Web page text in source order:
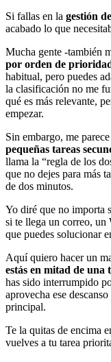
Si fallas en la gestión
acabado lo que
Mucha gente -también
por orden de
habitual, pero puedes
la clasificación no me
qué es más relevante,
empezar.
Sin embargo, me
pequeñas tareas
llama la “regla de los
que no dejes para más
de dos minutos.
Yo diré que no importa
si te llega un correo, un
que puedes solucionar
Aquí quiero hacer un
estás en mitad de
has sido interrumpido
aprovecha ese
principal.
Te la quitas de encima
vuelves a tu tarea